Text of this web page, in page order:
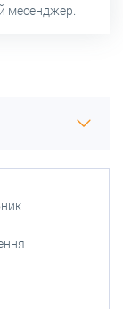
месенджер.